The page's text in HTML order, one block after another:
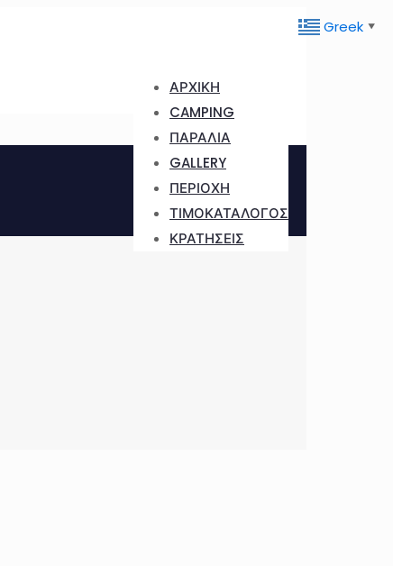
ΑΡΧΙΚΗ
CAMPING
ΠΑΡΑΛΙΑ
GALLERY
ΠΕΡΙΟΧΗ
ΤΙΜΟΚΑΤΑΛΟΓΟΣ
ΚΡΑΤΗΣΕΙΣ
Greek ▼